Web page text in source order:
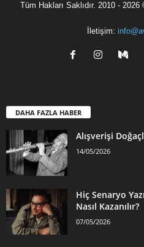
Tüm Hakları Saklıdır. 2010 -
İletişim:
DAHA FAZLA HABER
Alışverişi
14/05/2026
Hiç Senaryo
Nasıl Kazanılır?
07/05/2026